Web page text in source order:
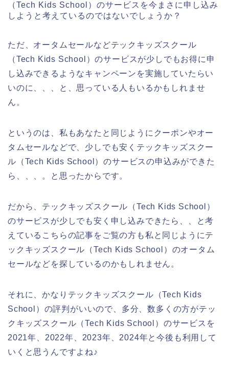
（Tech Kids School）のサービスを今まさに申し込み
しようと考えているのではないでしょうか？
ただ、オータムセールなどテックキッズスクール
（Tech Kids School）のサービスが少しでもお得に申
し込みできるようなキャンペーンを実施していたらい
いのに、、、と、思っている人もいるかもしれませ
ん。
というのは、私もあなたと同じようにクーポンやオー
タムセールなどで、少しでも安くテックキッズスクー
ル（Tech Kids School）のサービスの申込みができた
ら、、、。と思ったからです。
だから、テックキッズスクール（Tech Kids School）
のサービスが少しでも安く申し込みできたら、、と考
えているこちらの記事をご覧の方も私と同じようにテ
ックキッズスクール（Tech Kids School）のオータム
セールなどを探しているのかもしれません。
それに、かなりテックキッズスクール（Tech Kids
School）の評判がいいので、多分、数多くの方がテッ
クキッズスクール（Tech Kids School）のサービスを
2021年、2022年、2023年、2024年と今後も利用して
いくと思うんですよね♪